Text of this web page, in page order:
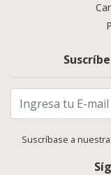
Suscríbase a